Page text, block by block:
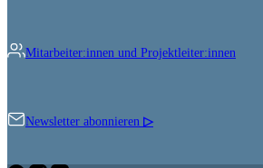
Mitarbeiter:innen und Projektleiter:innen
Newsletter abonnieren ▷